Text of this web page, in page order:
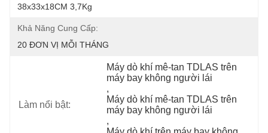
38x33x18CM 3,7Kg
Khả Năng Cung Cấp:
20 ĐƠN VỊ MỖI THÁNG
Làm nổi bật:
Máy dò khí mê-tan TDLAS trên
máy bay không người lái
,
Máy dò khí mê-tan TDLAS trên
máy bay không người lái
,